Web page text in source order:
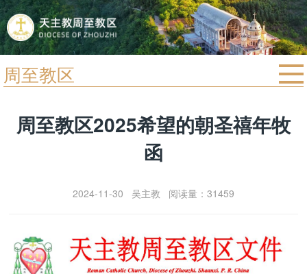
周至教区
宗教法规
周至教区2025希望的朝圣禧年牧
函
2024-11-30 吴主教 阅读量：31459